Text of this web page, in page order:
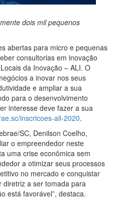
dois mil pequenos
abertas para micro e pequenas
consultorias em inovação
da Inovação – ALI. O
a inovar nos seus
e ampliar a sua
para o desenvolvimento
interesse deve fazer a sua
inscricoes-ali-2020.
SC, Denilson Coelho,
o empreendedor neste
uma crise econômica sem
a otimizar seus processos
no mercado e conquistar
diretriz a ser tomada para
está favorável”, destaca.